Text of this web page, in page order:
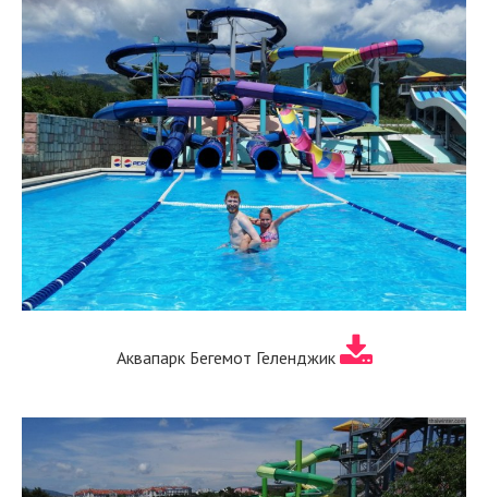
Аквапарк Бегемот Геленджик